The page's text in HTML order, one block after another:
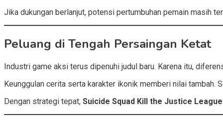
Jika dukungan berlanjut, potensi pertumbuhan pemain masih
Peluang di Tengah Persaingan Ketat
Industri game aksi terus dipenuhi judul baru. Karena itu,
Keunggulan cerita serta karakter ikonik memberi nilai
Dengan strategi tepat, Suicide Squad Kill the Justice